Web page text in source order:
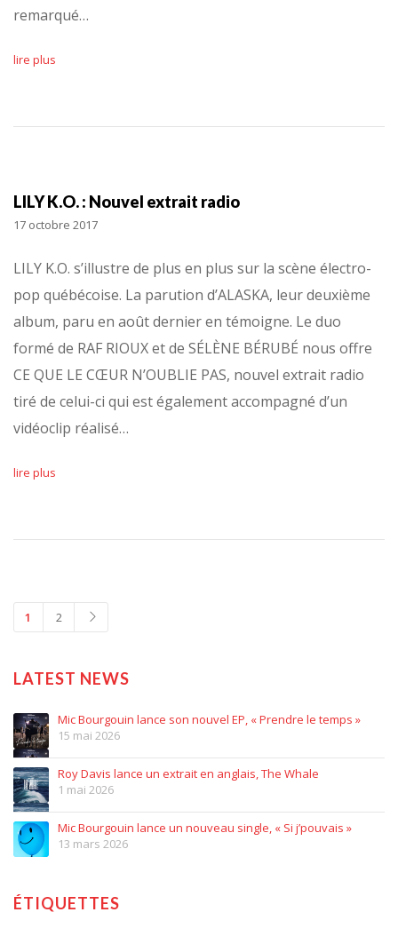
remarqué…
lire plus
LILY K.O. : Nouvel extrait radio
17 octobre 2017
LILY K.O. s’illustre de plus en plus sur la scène électro-
pop québécoise. La parution d’ALASKA, leur deuxième
album, paru en août dernier en témoigne. Le duo
formé de RAF RIOUX et de SÉLÈNE BÉRUBÉ nous offre
CE QUE LE CŒUR N’OUBLIE PAS, nouvel extrait radio
tiré de celui-ci qui est également accompagné d’un
vidéoclip réalisé…
lire plus
1 2
LATEST NEWS
Mic Bourgouin lance son nouvel EP, « Prendre le temps »
15 mai 2026
Roy Davis lance un extrait en anglais, The Whale
1 mai 2026
Mic Bourgouin lance un nouveau single, « Si j’pouvais »
13 mars 2026
ÉTIQUETTES